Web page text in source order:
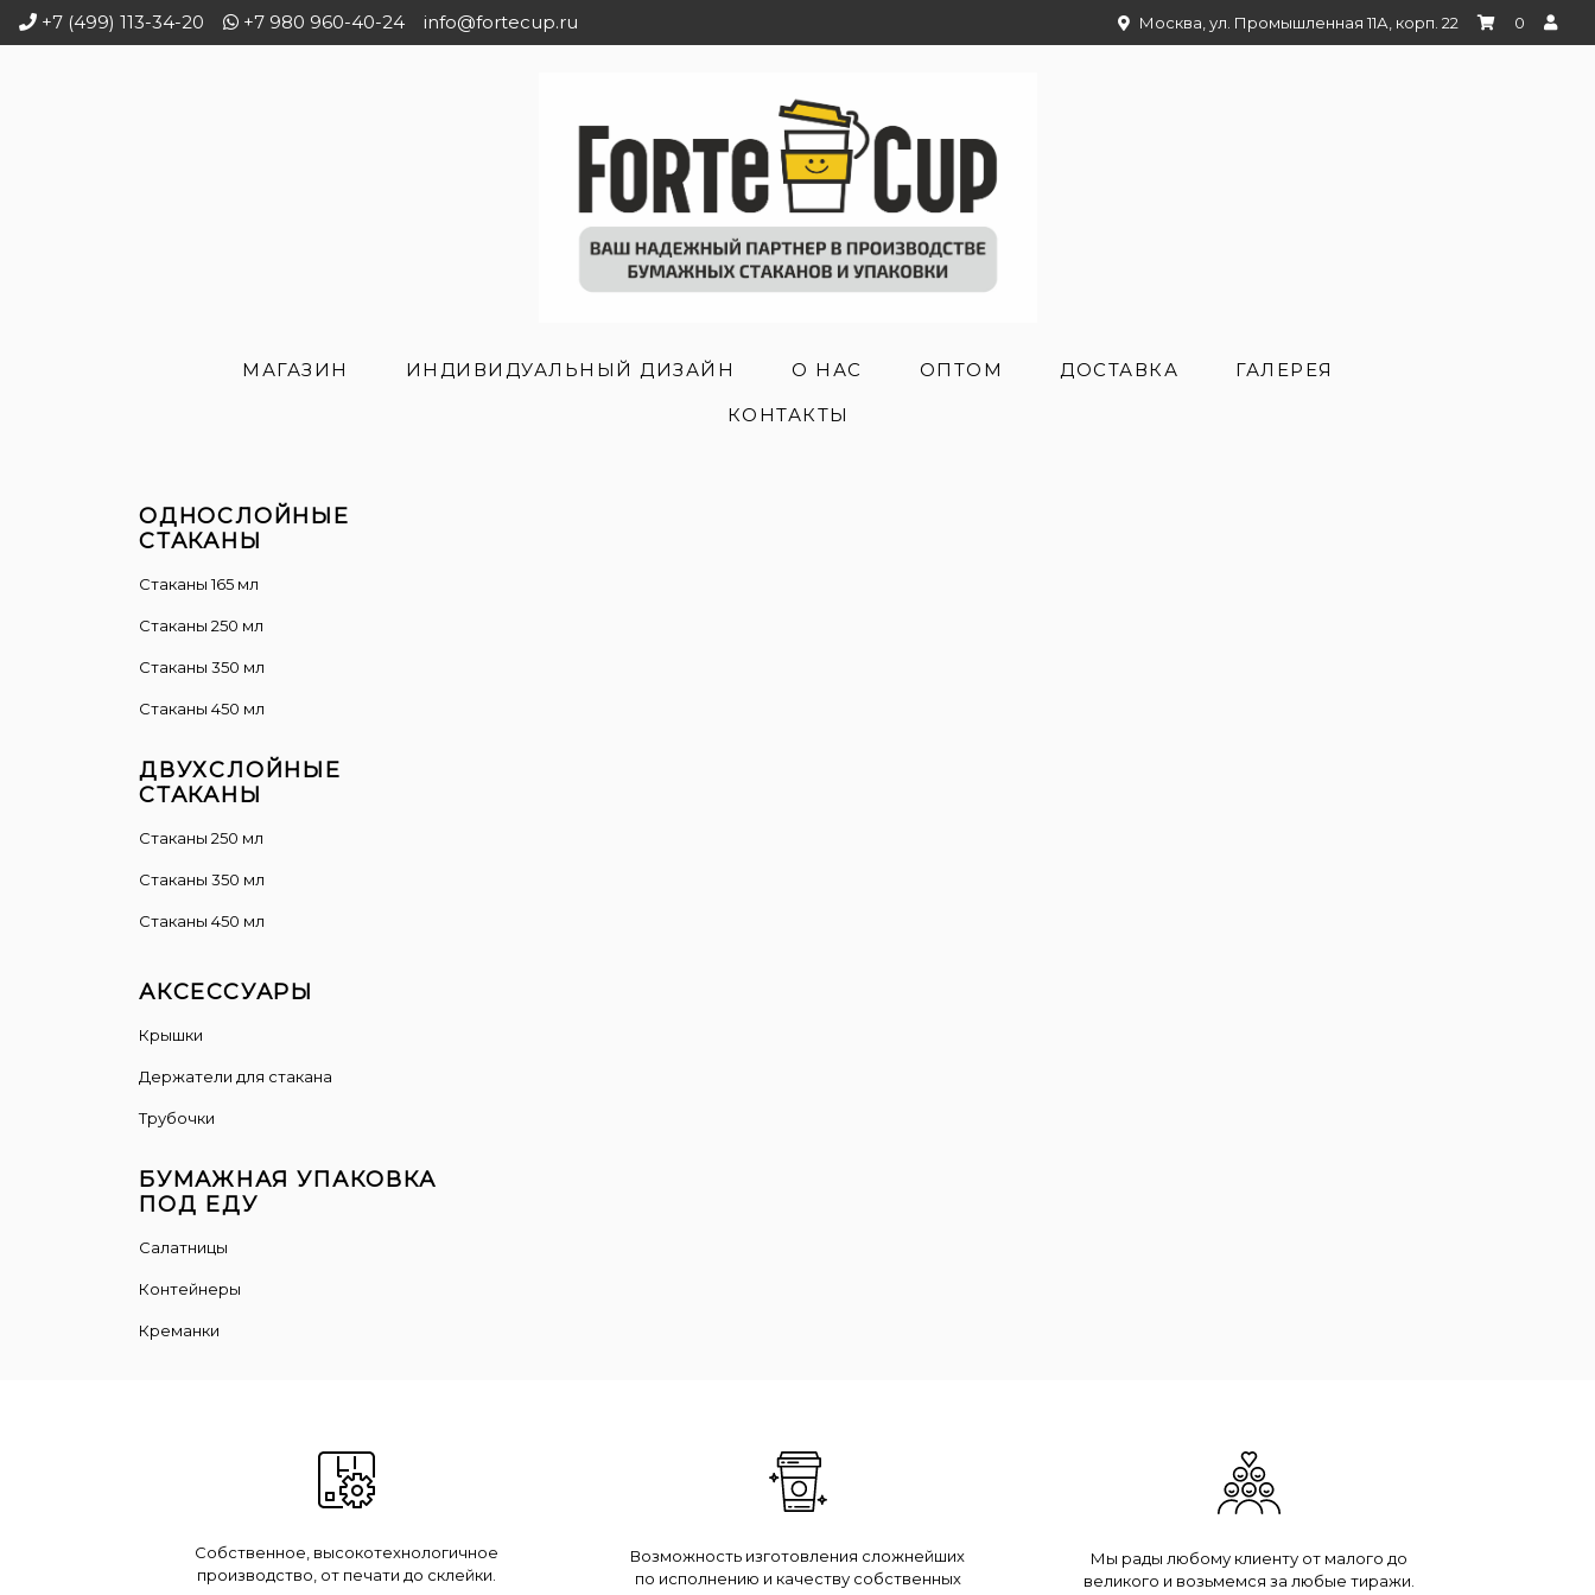
+7 (499) 113-34-20 +7 980 960-40-24 info@fortecup.ru Москва, ул. Промышленная 11А, корп. 22 0
МАГАЗИН ИНДИВИДУАЛЬНЫЙ ДИЗАЙН О НАС ОПТОМ ДОСТАВКА
ГАЛЕРЕЯ
КОНТАКТЫ
ОДНОСЛОЙНЫЕ
СТАКАНЫ
Стаканы 165 мл
Стаканы 250 мл
Стаканы 350 мл
Стаканы 450 мл
ДВУХСЛОЙНЫЕ
СТАКАНЫ
Cтаканы 250 мл
Стаканы 350 мл
Стаканы 450 мл
АКСЕССУАРЫ
Крышки
Держатели для стакана
Трубочки
БУМАЖНАЯ УПАКОВКА
ПОД ЕДУ
Салатницы
Контейнеры
Креманки
Собственное, высокотехнологичное
производство, от печати до склейки.
Возможность изготовления сложнейших
по исполнению и качеству собственных
Мы рады любому клиенту от малого до
великого и возьмемся за любые тиражи.